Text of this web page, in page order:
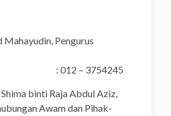
Pengurus
– 3754245
binti Raja Abdul Aziz,
Awam dan Pihak-